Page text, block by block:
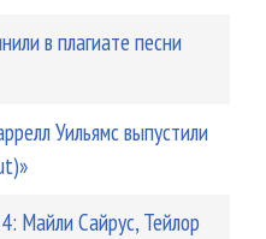
в плагиате песни
Уильямс выпустили
Майли Сайрус, Тейлор